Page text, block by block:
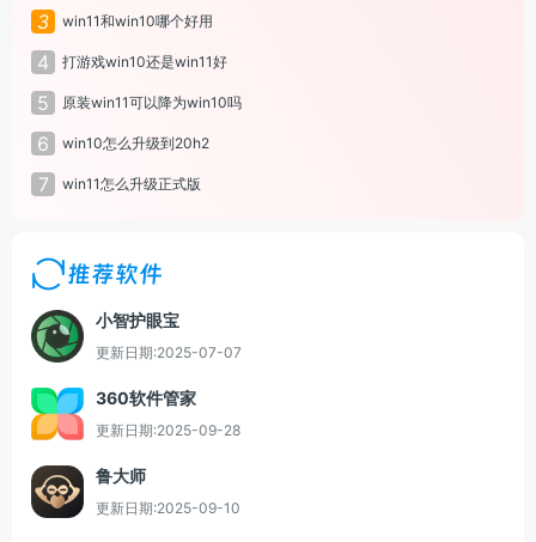
3 win11和win10哪个好用
4 打游戏win10还是win11好
5 原装win11可以降为win10吗
6 win10怎么升级到20h2
7 win11怎么升级正式版
推荐软件
小智护眼宝
更新日期:2025-07-07
360软件管家
更新日期:2025-09-28
鲁大师
更新日期:2025-09-10